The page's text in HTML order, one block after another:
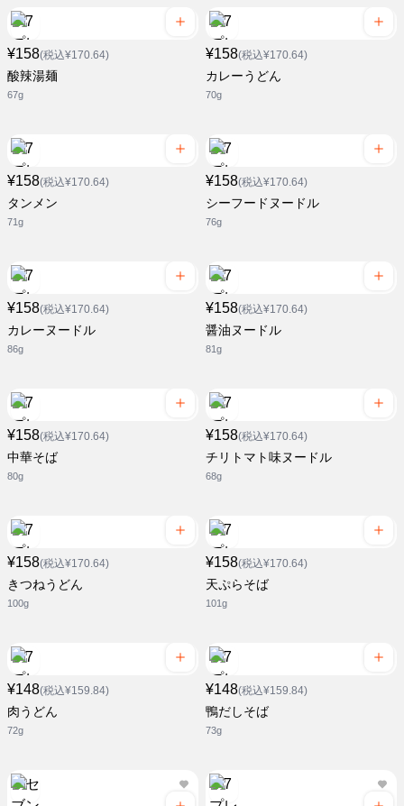
¥158(税込¥170.64)
酸辣湯麺
67g
¥158(税込¥170.64)
カレーうどん
70g
¥158(税込¥170.64)
タンメン
71g
¥158(税込¥170.64)
シーフードヌードル
76g
¥158(税込¥170.64)
カレーヌードル
86g
¥158(税込¥170.64)
醤油ヌードル
81g
¥158(税込¥170.64)
中華そば
80g
¥158(税込¥170.64)
チリトマト味ヌードル
68g
¥158(税込¥170.64)
きつねうどん
100g
¥158(税込¥170.64)
天ぷらそば
101g
¥148(税込¥159.84)
肉うどん
72g
¥148(税込¥159.84)
鴨だしそば
73g